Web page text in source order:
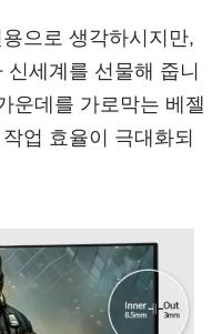
으로 생각하시지만,
세계를 선물해 줍니
운데를 가로막는 베젤
업 효율이 극대화되